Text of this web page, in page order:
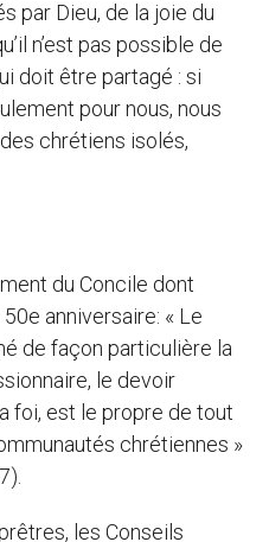
par Dieu, de la joie du
n’est pas possible de
doit être partagé : si
pour nous, nous
chrétiens isolés,
du Concile dont
50e anniversaire: « Le
de façon particulière la
le devoir
foi, est le propre de tout
chrétiennes »
les Conseils